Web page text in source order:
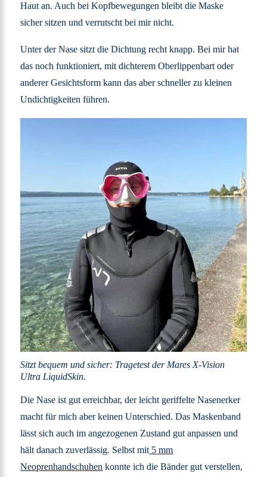
Haut an. Auch bei Kopfbewegungen bleibt die Maske
sicher sitzen und verrutscht bei mir nicht.
Unter der Nase sitzt die Dichtung recht knapp. Bei mir hat
das noch funktioniert, mit dichterem Oberlippenbart oder
anderer Gesichtsform kann das aber schneller zu kleinen
Undichtigkeiten führen.
Sitzt bequem und sicher: Tragetest der Mares X-Vision
Ultra LiquidSkin.
Die Nase ist gut erreichbar, der leicht geriffelte Nasenerker
macht für mich aber keinen Unterschied. Das Maskenband
lässt sich auch im angezogenen Zustand gut anpassen und
hält danach zuverlässig. Selbst mit 5 mm
Neoprenhandschuhen konnte ich die Bänder gut verstellen,